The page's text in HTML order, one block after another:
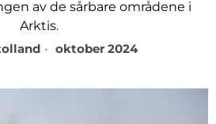
av de sårbare områdene i
Arktis.
oktober 2024